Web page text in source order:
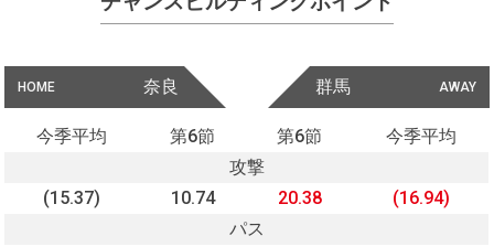
HOME 奈良 AWAY
群馬
今季平均 第6節 第6節
今季平均
攻撃
(15.37)
10.74 20.38
(16.94)
パス